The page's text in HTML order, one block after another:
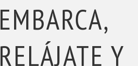
EMBARCA,
RELÁJATE Y